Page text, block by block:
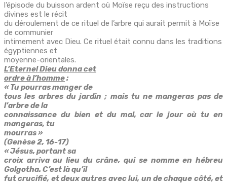
l’épisode du buisson ardent où Moïse reçu des instructions
divines est le récit
du déroulement de ce rituel de l’arbre qui aurait permit à Moïse
de communier
intimement avec Dieu. Ce rituel était connu dans les traditions
égyptiennes et
moyenne-orientales.
L’Eternel Dieu donna cet
ordre à l’homme:
« Tu pourras manger de
tous les arbres du jardin ; mais tu ne mangeras pas de
l’arbre de la
connaissance du bien et du mal, car le jour où tu en
mangeras, tu
mourras »
(Genèse 2, 16-17)
« Jésus, portant sa
croix arriva au lieu du crâne, qui se nomme en hébreu
Golgotha. C’est là qu’il
fut crucifié, et deux autres avec lui, un de chaque côté, et